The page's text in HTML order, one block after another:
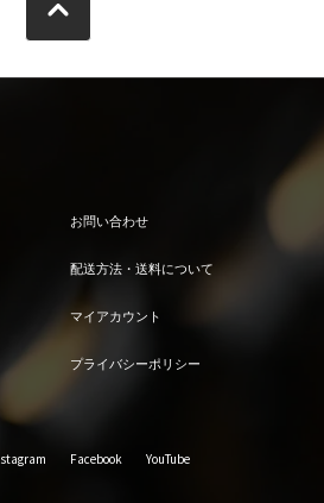
お問い合わせ
配送方法・送料について
マイアカウント
プライバシーポリシー
Facebook YouTube